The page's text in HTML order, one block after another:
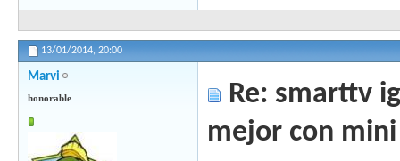
13/01/2014, 20:00
Marvi
honorable
Re: smarttv
mejor con mini